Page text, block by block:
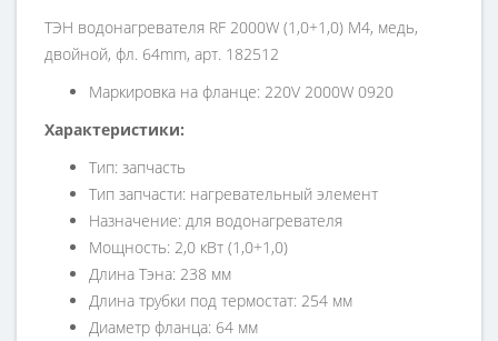
ТЭН водонагревателя RF 2000W (1,0+1,0) M4, медь,
двойной, фл. 64mm, арт. 182512
Маркировка на фланце: 220V 2000W 0920
Характеристики:
Тип: запчасть
Тип запчасти: нагревательный элемент
Назначение: для водонагревателя
Мощность: 2,0 кВт (1,0+1,0)
Длина Тэна: 238 мм
Длина трубки под термостат: 254 мм
Диаметр фланца: 64 мм